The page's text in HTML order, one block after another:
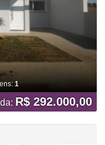
1
R$ 292.000,00